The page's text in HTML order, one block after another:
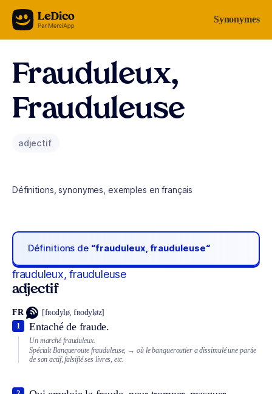
Aller au contenu Synonymes
Frauduleux,
Frauduleuse
adjectif
Définitions, synonymes, exemples en français
Définitions de “frauduleux, frauduleuse“
frauduleux, frauduleuse
adjectif
FR [fʀodylø, fʀodyløz]
Entaché de fraude.
1
Un marché frauduleux.
Spécialt Banqueroute frauduleuse, → où le banqueroutier a dissimulé une partie
de son actif, falsifié ses livres, etc.